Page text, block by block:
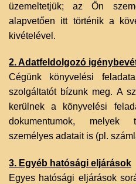
üzemeltetjük; az Ön
alapvetően itt történik a
kivételével.
2. Adatfeldolgozó
Cégünk könyvelési
szolgáltatót bízunk meg. A
kerülnek a könyvelési
dokumentumok, melyek
személyes adatait is (pl.
3. Egyéb hatósági eljárások
Egyes hatósági eljárások